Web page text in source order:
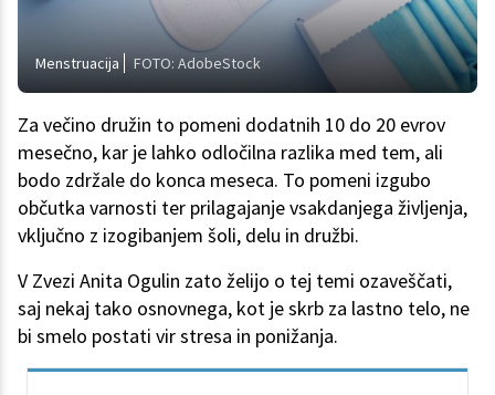
Menstruacija FOTO: AdobeStock
Za večino družin to pomeni dodatnih 10 do 20 evrov
mesečno, kar je lahko odločilna razlika med tem, ali
bodo zdržale do konca meseca. To pomeni izgubo
občutka varnosti ter prilagajanje vsakdanjega življenja,
vključno z izogibanjem šoli, delu in družbi.
V Zvezi Anita Ogulin zato želijo o tej temi ozaveščati,
saj nekaj tako osnovnega, kot je skrb za lastno telo, ne
bi smelo postati vir stresa in ponižanja.